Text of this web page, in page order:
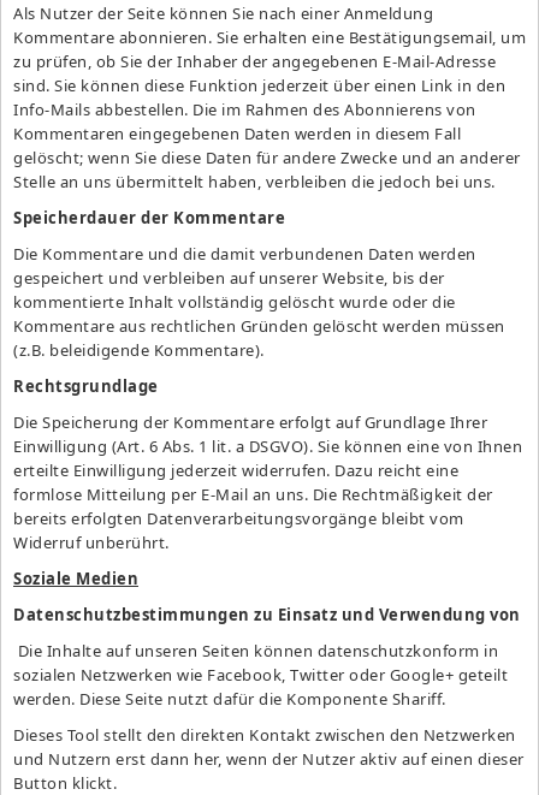
Als Nutzer der Seite können Sie nach einer Anmeldung
Kommentare abonnieren. Sie erhalten eine Bestätigungsemail, um
zu prüfen, ob Sie der Inhaber der angegebenen E-Mail-Adresse
sind. Sie können diese Funktion jederzeit über einen Link in den
Info-Mails abbestellen. Die im Rahmen des Abonnierens von
Kommentaren eingegebenen Daten werden in diesem Fall
gelöscht; wenn Sie diese Daten für andere Zwecke und an anderer
Stelle an uns übermittelt haben, verbleiben die jedoch bei uns.
Speicherdauer der Kommentare
Die Kommentare und die damit verbundenen Daten werden
gespeichert und verbleiben auf unserer Website, bis der
kommentierte Inhalt vollständig gelöscht wurde oder die
Kommentare aus rechtlichen Gründen gelöscht werden müssen
(z.B. beleidigende Kommentare).
Rechtsgrundlage
Die Speicherung der Kommentare erfolgt auf Grundlage Ihrer
Einwilligung (Art. 6 Abs. 1 lit. a DSGVO). Sie können eine von Ihnen
erteilte Einwilligung jederzeit widerrufen. Dazu reicht eine
formlose Mitteilung per E-Mail an uns. Die Rechtmäßigkeit der
bereits erfolgten Datenverarbeitungsvorgänge bleibt vom
Widerruf unberührt.
Soziale Medien
Datenschutzbestimmungen zu Einsatz und Verwendung von
Die Inhalte auf unseren Seiten können datenschutzkonform in
sozialen Netzwerken wie Facebook, Twitter oder Google+ geteilt
werden. Diese Seite nutzt dafür die Komponente Shariff.
Dieses Tool stellt den direkten Kontakt zwischen den Netzwerken
und Nutzern erst dann her, wenn der Nutzer aktiv auf einen dieser
Button klickt.